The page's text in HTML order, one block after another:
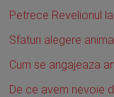
Petrece Revelionul
Sfaturi alegere
Cum se angajeaza
De ce avem nevoie